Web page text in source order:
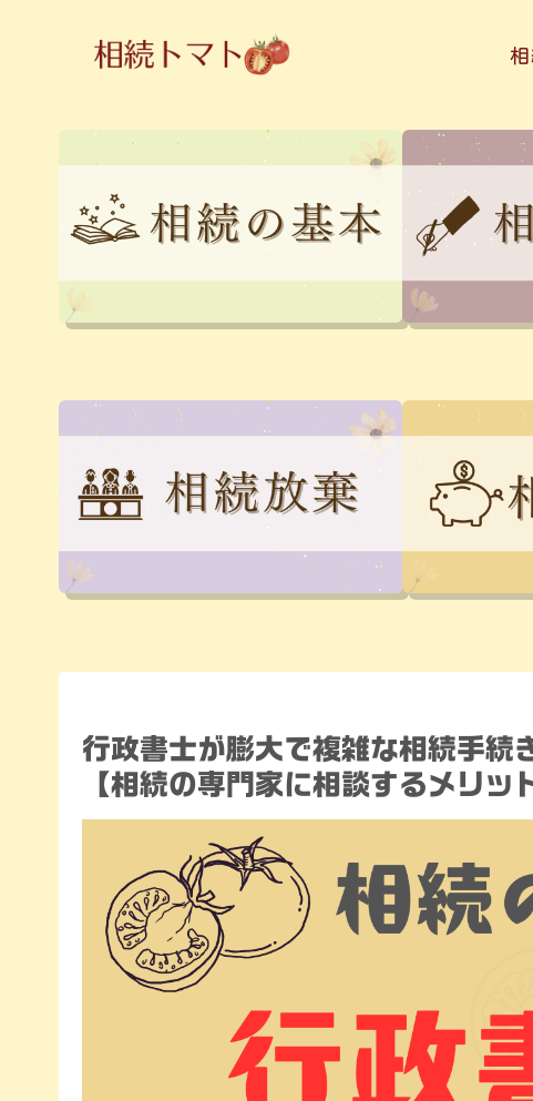
行政書士が膨大で複雑な相続手続
【相続の専門家に相談するメリッ